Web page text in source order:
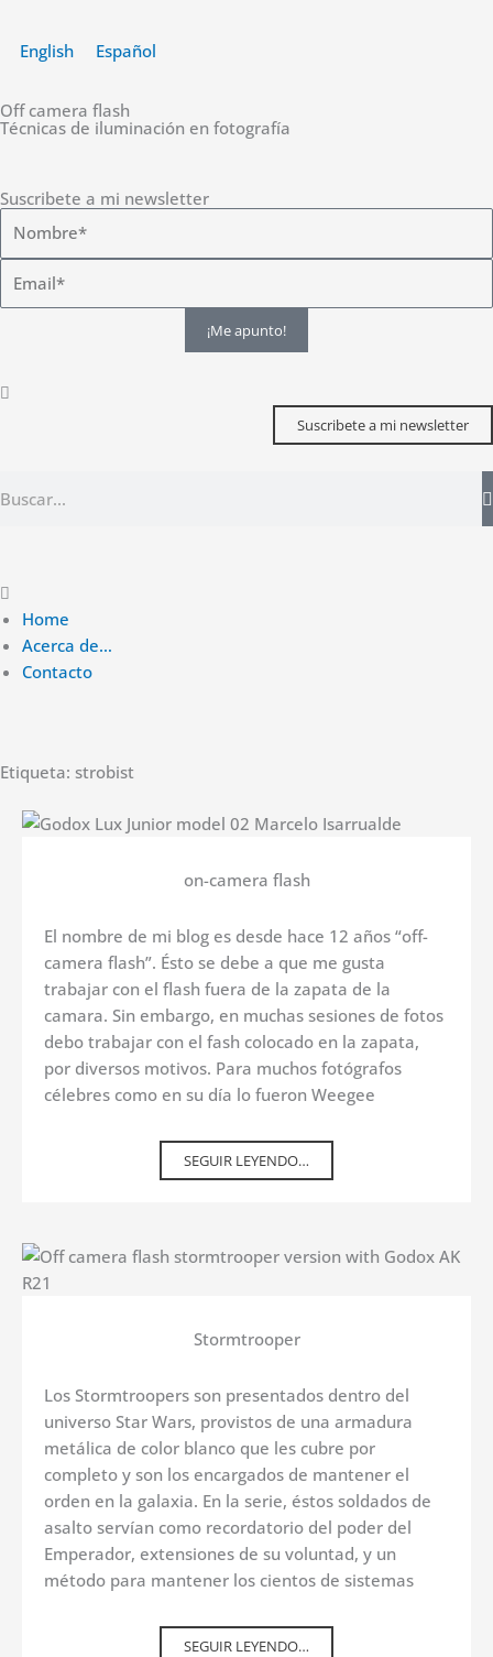
contenido
English Español
Off camera flash
Técnicas de iluminación en fotografía
Suscribete a mi newsletter
¡Me apunto!
Suscribete a mi newsletter
Main
MenuHome
Acerca de…
Contacto
Etiqueta: strobist
on-camera flash
El nombre de mi blog es desde hace 12 años “off-
camera flash”. Ésto se debe a que me gusta
trabajar con el flash fuera de la zapata de la
camara. Sin embargo, en muchas sesiones de fotos
debo trabajar con el fash colocado en la zapata,
por diversos motivos. Para muchos fotógrafos
célebres como en su día lo fueron Weegee
SEGUIR LEYENDO…
Stormtrooper
Los Stormtroopers son presentados dentro del
universo Star Wars, provistos de una armadura
metálica de color blanco que les cubre por
completo y son los encargados de mantener el
orden en la galaxia. En la serie, éstos soldados de
asalto servían como recordatorio del poder del
Emperador, extensiones de su voluntad, y un
método para mantener los cientos de sistemas
SEGUIR LEYENDO…